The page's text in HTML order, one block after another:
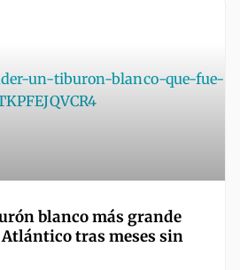
blanco más grande
tras meses sin